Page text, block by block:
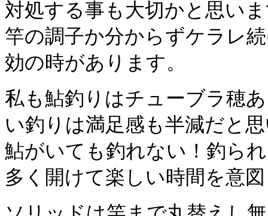
対処する事も大切かと思い
竿の調子か分からずケラレ
効の時があります。
私も鮎釣りはチューブラ穂
い釣りは満足感も半減だと
鮎がいても釣れない！釣ら
多く開けて楽しい時間を意